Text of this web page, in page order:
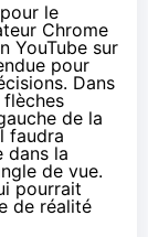
le
Chrome
YouTube sur
pour
Dans
de la
faudra
dans la
de vue.
pourrait
de réalité